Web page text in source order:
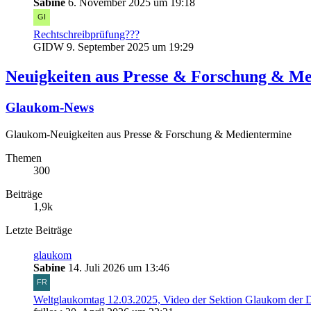
Sabine 6. November 2025 um 19:18
Rechtschreibprüfung???
GIDW 9. September 2025 um 19:29
Neuigkeiten aus Presse & Forschung &
Glaukom-News
Glaukom-Neuigkeiten aus Presse & Forschung & Medientermine
Themen
300
Beiträge
1,9k
Letzte Beiträge
glaukom
Sabine 14. Juli 2026 um 13:46
Weltglaukomtag 12.03.2025, Video der Sektion Glaukom der